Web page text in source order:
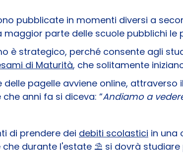
pubblicate in momenti diversi a
maggior parte delle scuole pubblichi le
è strategico, perché consente agli
di Maturità, che solitamente
delle pagelle avviene online,
anni fa si diceva: “Andiamo a
di prendere dei debiti scolastici in una
che durante l'estate ⛱️​ si dovrà